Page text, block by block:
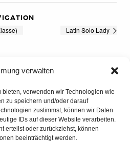
verwalten
verwenden wir Technologien wie
zu speichern und/oder darauf
zustimmst, können wir Daten
IDs auf dieser Website verarbeiten.
erteilst oder zurückziehst, können
beeinträchtigt werden.
Latin Solo Lady